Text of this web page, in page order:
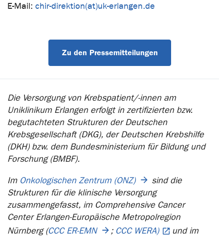
E-Mail: chir-direktion(at)uk-erlangen.de
Zu den Pressemitteilungen
Die Versorgung von Krebspatient/-innen am
Uniklinikum Erlangen erfolgt in zertifizierten bzw.
begutachteten Strukturen der Deutschen
Krebsgesellschaft (DKG), der Deutschen Krebshilfe
(DKH) bzw. dem Bundesministerium für Bildung und
Forschung (BMBF).
Im Onkologischen Zentrum (ONZ)
sind die
Strukturen für die klinische Versorgung
zusammengefasst, im Comprehensive Cancer
Center Erlangen-Europäische Metropolregion
Nürnberg (CCC ER-EMN ; CCC WERA)
und im